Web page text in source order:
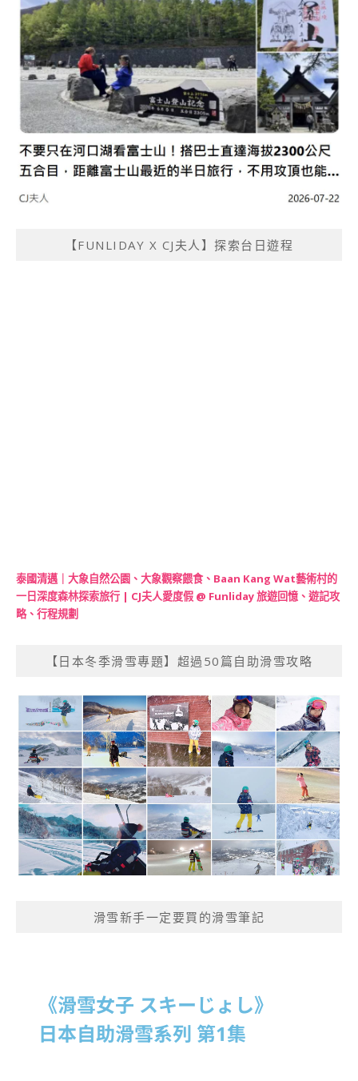
【FUNLIDAY X CJ夫人】探索台日遊程
泰國清邁｜大象自然公園、大象觀察餵食、Baan Kang Wat藝術村的
一日深度森林探索旅行 | CJ夫人愛度假 @ Funliday 旅遊回憶、遊記攻
略、行程規劃
【日本冬季滑雪專題】超過50篇自助滑雪攻略
滑雪新手一定要買的滑雪筆記